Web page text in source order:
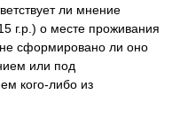
ли мнение
г.р.) о месте проживания
сформировано ли оно
или под
кого-либо из